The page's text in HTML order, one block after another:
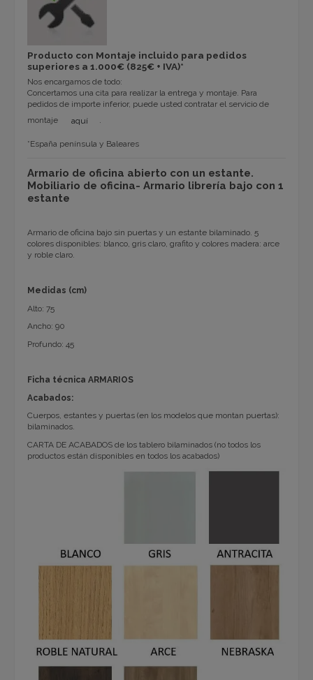
Producto con Montaje incluido para pedidos
superiores a 1.000€ (825€ + IVA)*
Nos encargamos de todo:
Concertamos una cita para realizar la entrega y montaje. Para
pedidos de importe inferior, puede usted contratar el servicio de
montaje
aquí
*España península y Baleares
Armario de oficina abierto con un estante.
Mobiliario de oficina- Armario librería bajo con 1
estante
Armario de oficina bajo sin puertas y un estante bilaminado. 5
colores disponibles: blanco, gris claro, grafito y colores madera: arce
y roble claro.
Medidas (cm)
Alto: 75
Ancho: 90
Profundo: 45
Ficha técnica ARMARIOS
Acabados:
Cuerpos, estantes y puertas (en los modelos que montan puertas):
bilaminados.
CARTA DE ACABADOS de los tablero bilaminados (no todos los
productos están disponibles en todos los acabados)